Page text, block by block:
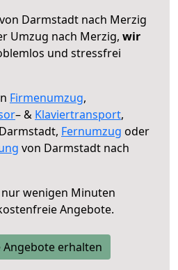
von Darmstadt nach Merzig
Umzug nach Merzig, wir
und stressfrei
Firmenumzug,
– & Klaviertransport,
Fernumzug oder
von Darmstadt nach
wenigen Minuten
Angebote.
Angebote erhalten